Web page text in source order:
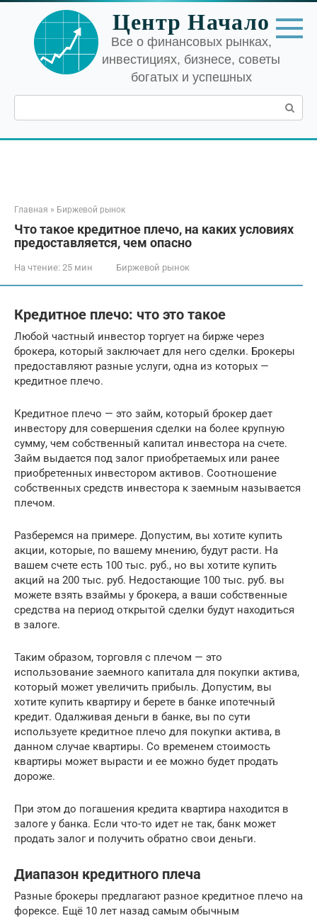
Перейти
контенту
Центр Начало
Все о финансовых рынках,
инвестициях, бизнесе, советы
богатых и успешных
Поиск:
Главная » Биржевой рынок
Что такое кредитное плечо, на каких условиях
предоставляется, чем опасно
На чтение: 25 мин Биржевой рынок
Кредитное плечо: что это такое
Любой частный инвестор торгует на бирже через
брокера, который заключает для него сделки. Брокеры
предоставляют разные услуги, одна из которых —
кредитное плечо.
Кредитное плечо — это займ, который брокер дает
инвестору для совершения сделки на более крупную
сумму, чем собственный капитал инвестора на счете.
Займ выдается под залог приобретаемых или ранее
приобретенных инвестором активов. Соотношение
собственных средств инвестора к заемным называется
плечом.
Разберемся на примере. Допустим, вы хотите купить
акции, которые, по вашему мнению, будут расти. На
вашем счете есть 100 тыс. руб., но вы хотите купить
акций на 200 тыс. руб. Недостающие 100 тыс. руб. вы
можете взять взаймы у брокера, а ваши собственные
средства на период открытой сделки будут находиться
в залоге.
Таким образом, торговля с плечом — это
использование заемного капитала для покупки актива,
который может увеличить прибыль. Допустим, вы
хотите купить квартиру и берете в банке ипотечный
кредит. Одалживая деньги в банке, вы по сути
используете кредитное плечо для покупки актива, в
данном случае квартиры. Со временем стоимость
квартиры может вырасти и ее можно будет продать
дороже.
При этом до погашения кредита квартира находится в
залоге у банка. Если что-то идет не так, банк может
продать залог и получить обратно свои деньги.
Диапазон кредитного плеча
Разные брокеры предлагают разное кредитное плечо на
форексе. Ещё 10 лет назад самым обычным